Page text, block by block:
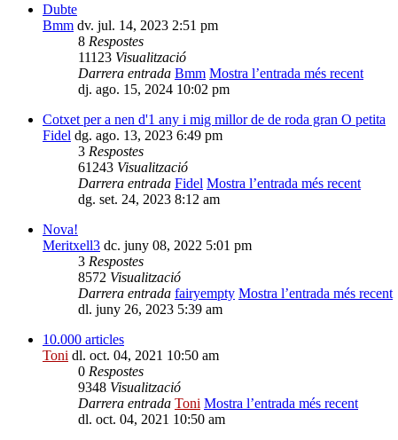
Dubte
Bmm dv. jul. 14, 2023 2:51 pm
8 Respostes
11123 Visualització
Darrera entrada Bmm Mostra l’entrada més recent
dj. ago. 15, 2024 10:02 pm
Cotxet per a nen d'1 any i mig millor de de roda gran O petita
Fidel dg. ago. 13, 2023 6:49 pm
3 Respostes
61243 Visualització
Darrera entrada Fidel Mostra l’entrada més recent
dg. set. 24, 2023 8:12 am
Nova!
Meritxell3 dc. juny 08, 2022 5:01 pm
3 Respostes
8572 Visualització
Darrera entrada fairyempty Mostra l’entrada més recent
dl. juny 26, 2023 5:39 am
10.000 articles
Toni dl. oct. 04, 2021 10:50 am
0 Respostes
9348 Visualització
Darrera entrada Toni Mostra l’entrada més recent
dl. oct. 04, 2021 10:50 am